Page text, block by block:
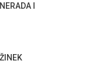
I